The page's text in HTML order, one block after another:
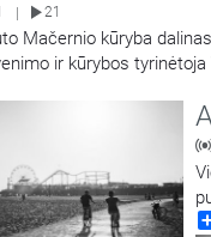
| 21
Mačernio kūryba
ir kūrybos tyrinėtoja